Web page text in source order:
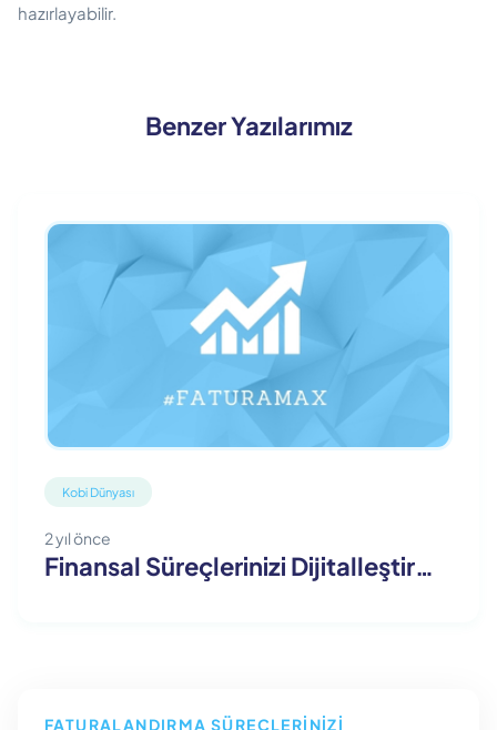
hazırlayabilir.
Benzer Yazılarımız
Kobi Dünyası
2 yıl önce
Finansal Süreçlerinizi Dijitalleştirmeye Faturamax ile Adım Adım
FATURALANDIRMA SÜREÇLERINIZI